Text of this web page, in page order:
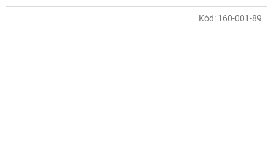
Kód: 160-001-89